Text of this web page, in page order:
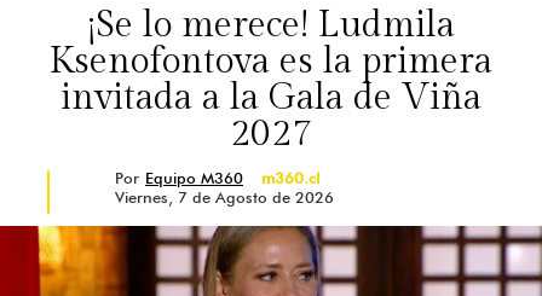
¡Se lo merece! Ludmila
Ksenofontova es la primera
invitada a la Gala de Viña
2027
Por Equipo M360
m360.cl
Viernes, 7 de Agosto de 2026